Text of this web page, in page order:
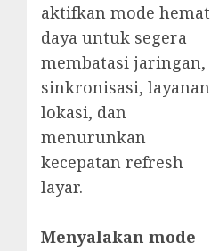
aktifkan mode hemat
daya untuk segera
membatasi jaringan,
sinkronisasi, layanan
lokasi, dan
menurunkan
kecepatan refresh
layar.
Menyalakan mode